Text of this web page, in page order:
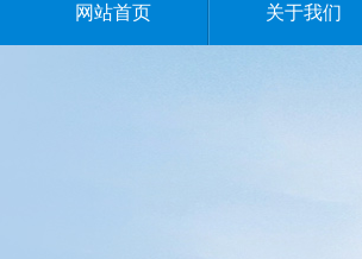
网站首页 关于我们